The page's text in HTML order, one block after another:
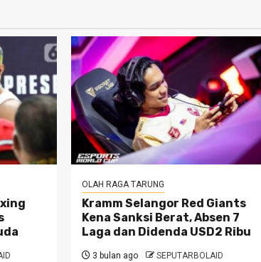
OLAH RAGA TARUNG
Kramm Selangor Red Giants
Kena Sanksi Berat, Absen 7
Laga dan Didenda USD2 Ribu
3 bulan ago SEPUTARBOLAID